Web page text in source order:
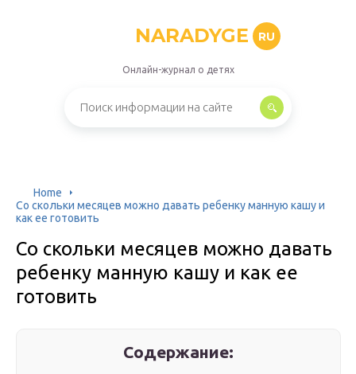
NARADYGE RU
Онлайн-журнал о детях
Home
Со скольки месяцев можно давать ребенку манную кашу и
как ее готовить
Со скольки месяцев можно давать
ребенку манную кашу и как ее
готовить
Содержание: